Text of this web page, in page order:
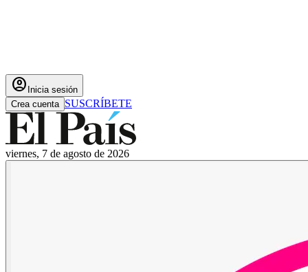
account_circle Inicia sesión
Crea cuenta SUSCRÍBETE
viernes, 7 de agosto de 2026